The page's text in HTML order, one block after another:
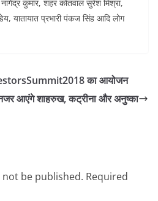
कुमार, शहर कोतवाल सुरेश मिश्रा,
यातायात प्रभारी पंकज सिंह आदि लोग
का आयोजन
नजर आएंगे शाहरुख, कट्रीना और अनुष्का
be published. Required